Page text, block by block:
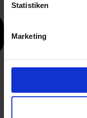
Statistiken
Marketing